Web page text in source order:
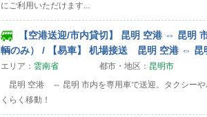
にご利用いただけます...
【空港送迎/市内貸切】 昆明 空港 ⇔ 昆明
輌のみ） / 【易車】 机場接送 昆明 空港 ⇔ 昆
エリア： 雲南省 都市・地区： 昆明市
昆明 空港 ⇔ 昆明 市内を専用車で送迎。タクシーや
くらく移動！